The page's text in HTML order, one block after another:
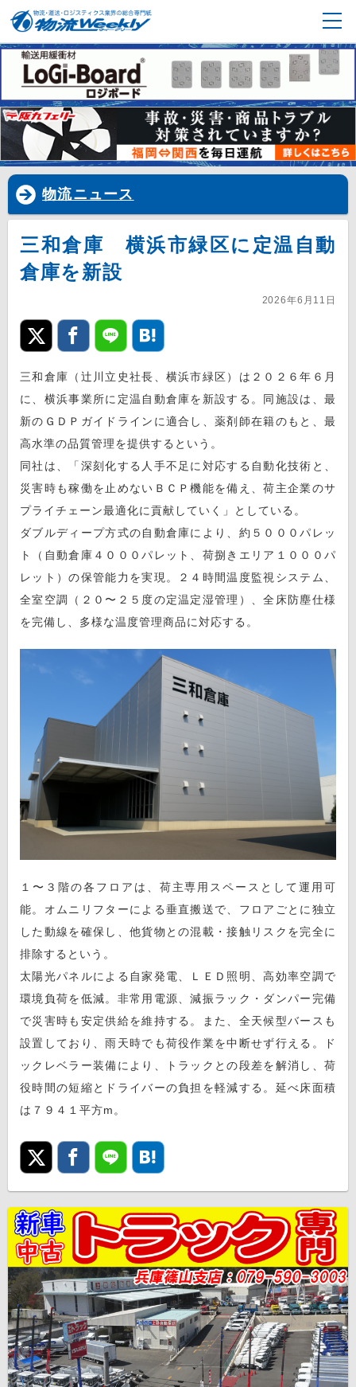
物流ニュース
三和倉庫 横浜市緑区に定温自動
倉庫を新設
2026年6月11日
三和倉庫（辻川立史社長、横浜市緑区）は２０２６年６月
に、横浜事業所に定温自動倉庫を新設する。同施設は、最
新のＧＤＰガイドラインに適合し、薬剤師在籍のもと、最
高水準の品質管理を提供するという。
同社は、「深刻化する人手不足に対応する自動化技術と、
災害時も稼働を止めないＢＣＰ機能を備え、荷主企業のサ
プライチェーン最適化に貢献していく」としている。
ダブルディープ方式の自動倉庫により、約５０００パレッ
ト（自動倉庫４０００パレット、荷捌きエリア１０００パ
レット）の保管能力を実現。２４時間温度監視システム、
全室空調（２０〜２５度の定温定湿管理）、全床防塵仕様
を完備し、多様な温度管理商品に対応する。
１〜３階の各フロアは、荷主専用スペースとして運用可
能。オムニリフターによる垂直搬送で、フロアごとに独立
した動線を確保し、他貨物との混載・接触リスクを完全に
排除するという。
太陽光パネルによる自家発電、ＬＥＤ照明、高効率空調で
環境負荷を低減。非常用電源、減振ラック・ダンパー完備
で災害時も安定供給を維持する。また、全天候型バースも
設置しており、雨天時でも荷役作業を中断せず行える。ド
ックレベラー装備により、トラックとの段差を解消し、荷
役時間の短縮とドライバーの負担を軽減する。延べ床面積
は７９４１平方m。